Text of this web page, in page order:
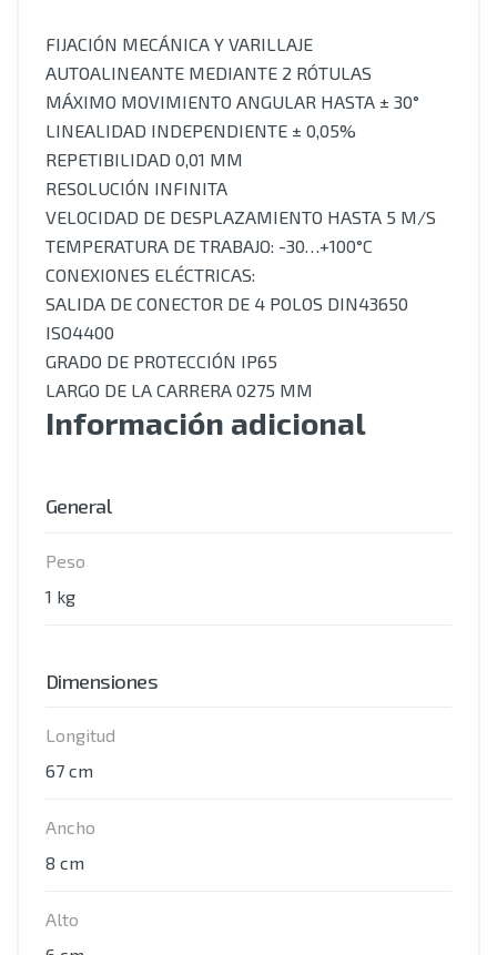
FIJACIÓN MECÁNICA Y VARILLAJE
AUTOALINEANTE MEDIANTE 2 RÓTULAS
MÁXIMO MOVIMIENTO ANGULAR HASTA ± 30°
LINEALIDAD INDEPENDIENTE ± 0,05%
REPETIBILIDAD 0,01 MM
RESOLUCIÓN INFINITA
VELOCIDAD DE DESPLAZAMIENTO HASTA 5 M/S
TEMPERATURA DE TRABAJO: -30…+100°C
CONEXIONES ELÉCTRICAS:
SALIDA DE CONECTOR DE 4 POLOS DIN43650
ISO4400
GRADO DE PROTECCIÓN IP65
LARGO DE LA CARRERA 0275 MM
Información adicional
General
Peso
1 kg
Dimensiones
Longitud
67 cm
Ancho
8 cm
Alto